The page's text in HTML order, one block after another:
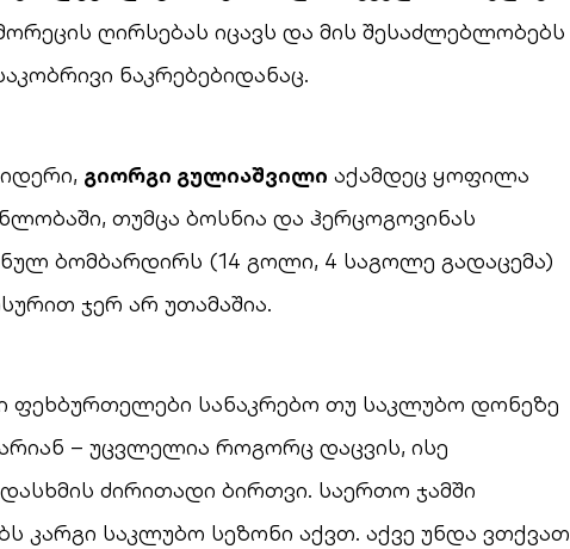
ღირსებას იცავს და მის შესაძლებლობებს
ნაკრებებიდანაც.
გიორგი გულიაშვილი აქამდეც ყოფილა
თუმცა ბოსნია და ჰერცოგოვინას
ბომბარდირს (14 გოლი, 4 საგოლე გადაცემა)
ჯერ არ უთამაშია.
სანაკრებო თუ საკლუბო დონეზე
– უცვლელია როგორც დაცვის, ისე
ძირითადი ბირთვი. საერთო ჯამში
კარგი საკლუბო სეზონი აქვთ. აქვე უნდა ვთქვათ